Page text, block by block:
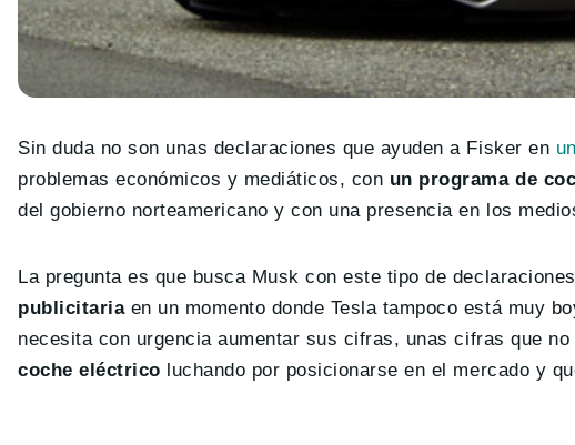
Sin duda no son unas declaraciones que ayuden a Fisker en
problemas económicos y mediáticos, con un programa de
del gobierno norteamericano y con una presencia en los
La pregunta es que busca Musk con este tipo de
publicitariaen un momento donde Tesla tampoco está muy
necesita con urgencia aumentar sus cifras, unas cifras que
coche eléctrico luchando por posicionarse en el mercado y